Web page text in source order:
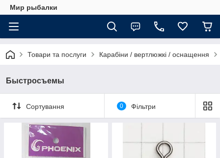
Мир рыбалки
Товари та послуги Карабіни / вертлюжкі / оснащення
Быстросъемы
Сортування 0 Фільтри